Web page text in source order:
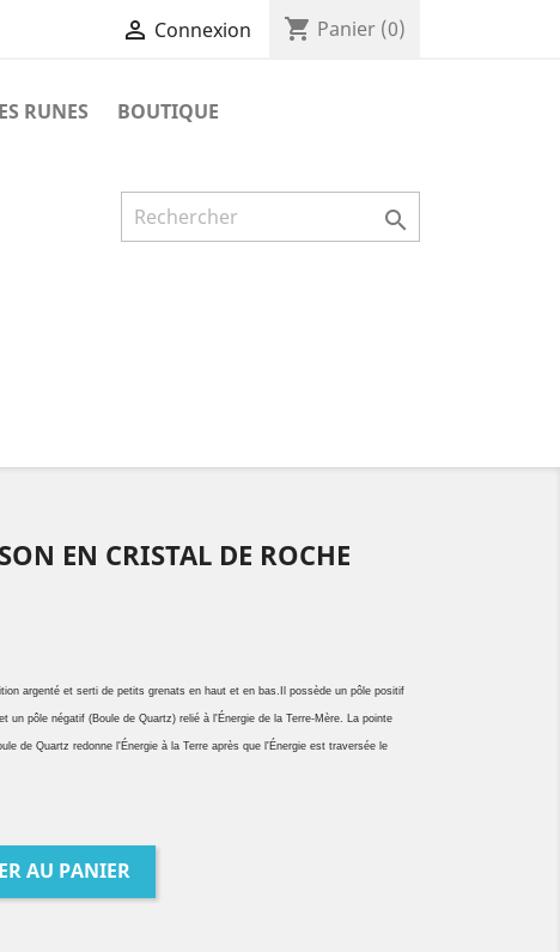
 Connexion shopping_cart Panier (0)
RUNES
BOUTIQUE

EN CRISTAL DE ROCHE
argenté et serti de petits grenats en haut et en bas.Il possède un pôle positif
un pôle négatif (Boule de Quartz) relié à l'Énergie de la Terre-Mère. La pointe
de Quartz redonne l'Énergie à la Terre après que l'Énergie est traversée le
AU PANIER